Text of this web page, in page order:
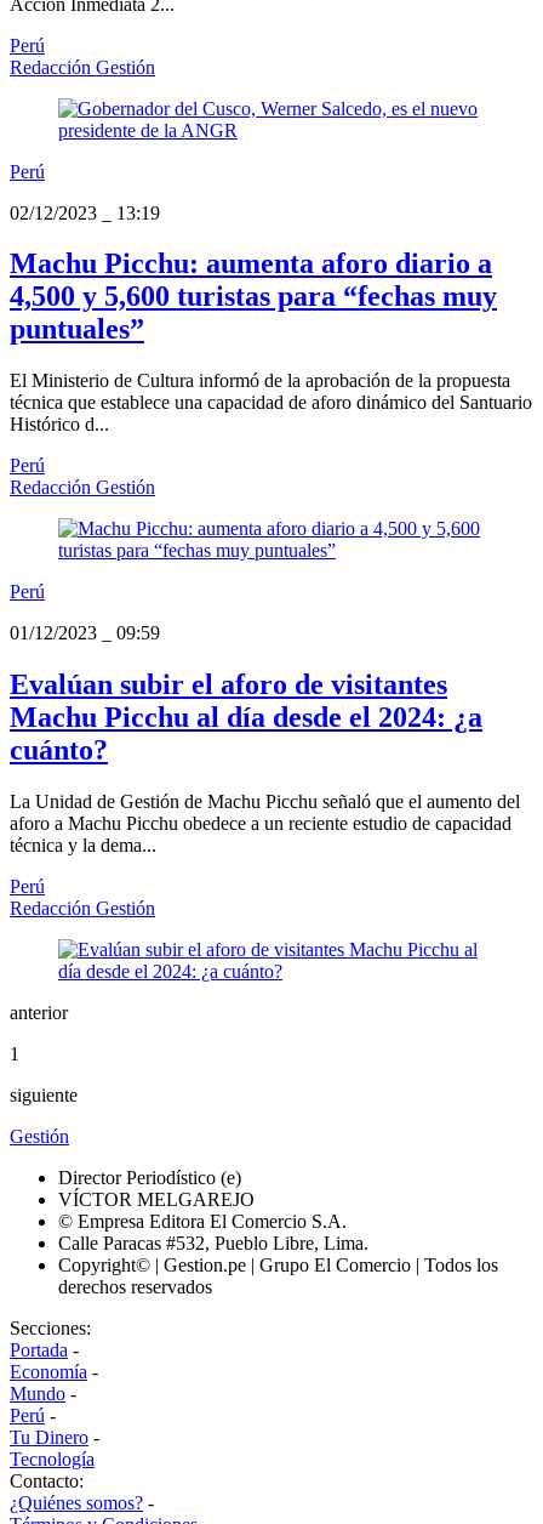
Perú
Redacción Gestión
Perú
02/12/2023
13:19
Machu Picchu: aumenta aforo diario a
4,500 y 5,600 turistas para “fechas muy
puntuales”
El Ministerio de Cultura informó de la aprobación de la propuesta
técnica que establece una capacidad de aforo dinámico del Santuario
Histórico d...
Perú
Redacción Gestión
Perú
01/12/2023
09:59
Evalúan subir el aforo de visitantes
Machu Picchu al día desde el 2024: ¿a
cuánto?
La Unidad de Gestión de Machu Picchu señaló que el aumento del
aforo a Machu Picchu obedece a un reciente estudio de capacidad
técnica y la dema...
Perú
Redacción Gestión
anterior
1
siguiente
Gestión
Director Periodístico (e)
VÍCTOR MELGAREJO
© Empresa Editora El Comercio S.A.
Calle Paracas #532, Pueblo Libre, Lima.
Copyright© | Gestion.pe | Grupo El Comercio | Todos los
derechos reservados
Secciones:
Portada -
Economía -
Mundo -
Perú -
Tu Dinero -
Tecnología
Contacto:
¿Quiénes somos? -